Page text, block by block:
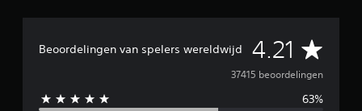
Beoordelingen van spelers wereldwijd 4.21 G
e
37415 beoordelingen
63%